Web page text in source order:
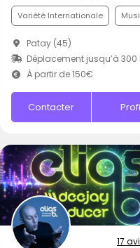
Variété Internationale
Patay (45)
Déplacement jusqu’à 300
À partir de 150€
Contacter
17